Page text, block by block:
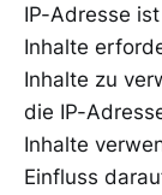
IP-Adresse
Inhalte
Inhalte zu
die IP-
Inhalte
Einfluss